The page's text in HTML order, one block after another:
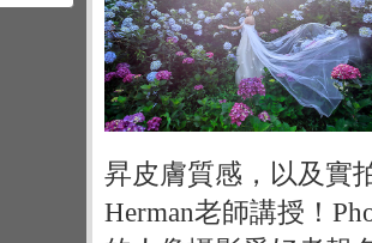
昇皮膚質感，以及實
Herman老師講授！